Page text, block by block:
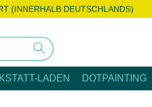
(INNERHALB DEUTSCHLANDS)
LADEN DOTPAINTING